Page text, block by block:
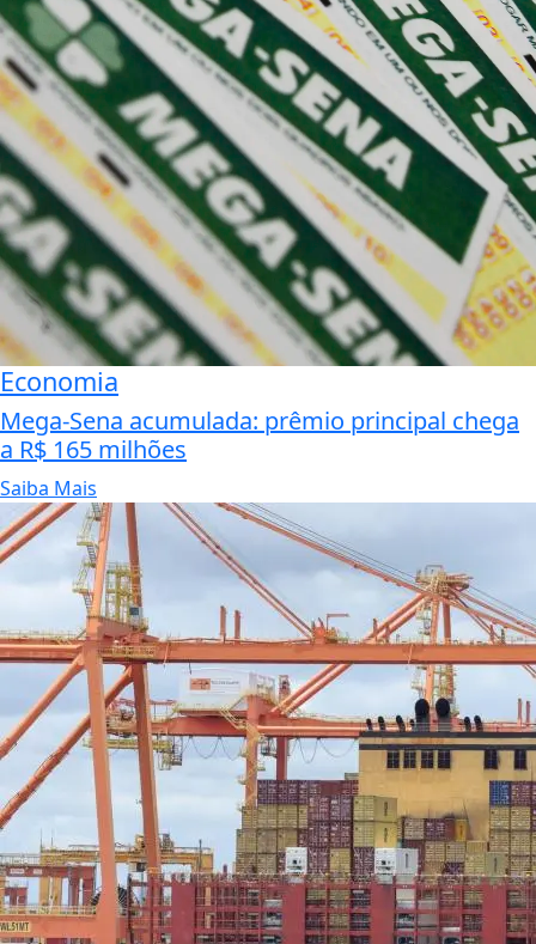
Economia
Mega-Sena acumulada: prêmio principal chega
a R$ 165 milhões
Saiba Mais